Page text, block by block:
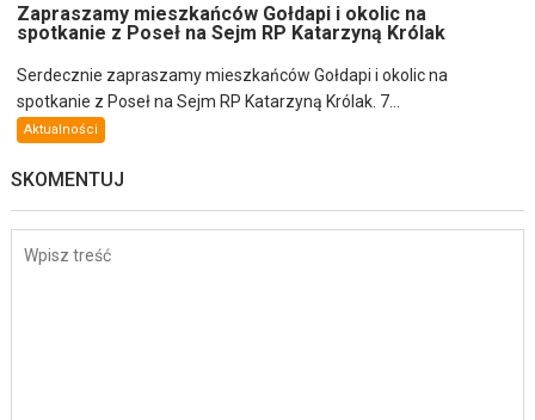
Zapraszamy mieszkańców Gołdapi i okolic na
spotkanie z Poseł na Sejm RP Katarzyną Królak
Serdecznie zapraszamy mieszkańców Gołdapi i okolic na
spotkanie z Poseł na Sejm RP Katarzyną Królak. 7...
Aktualności
SKOMENTUJ